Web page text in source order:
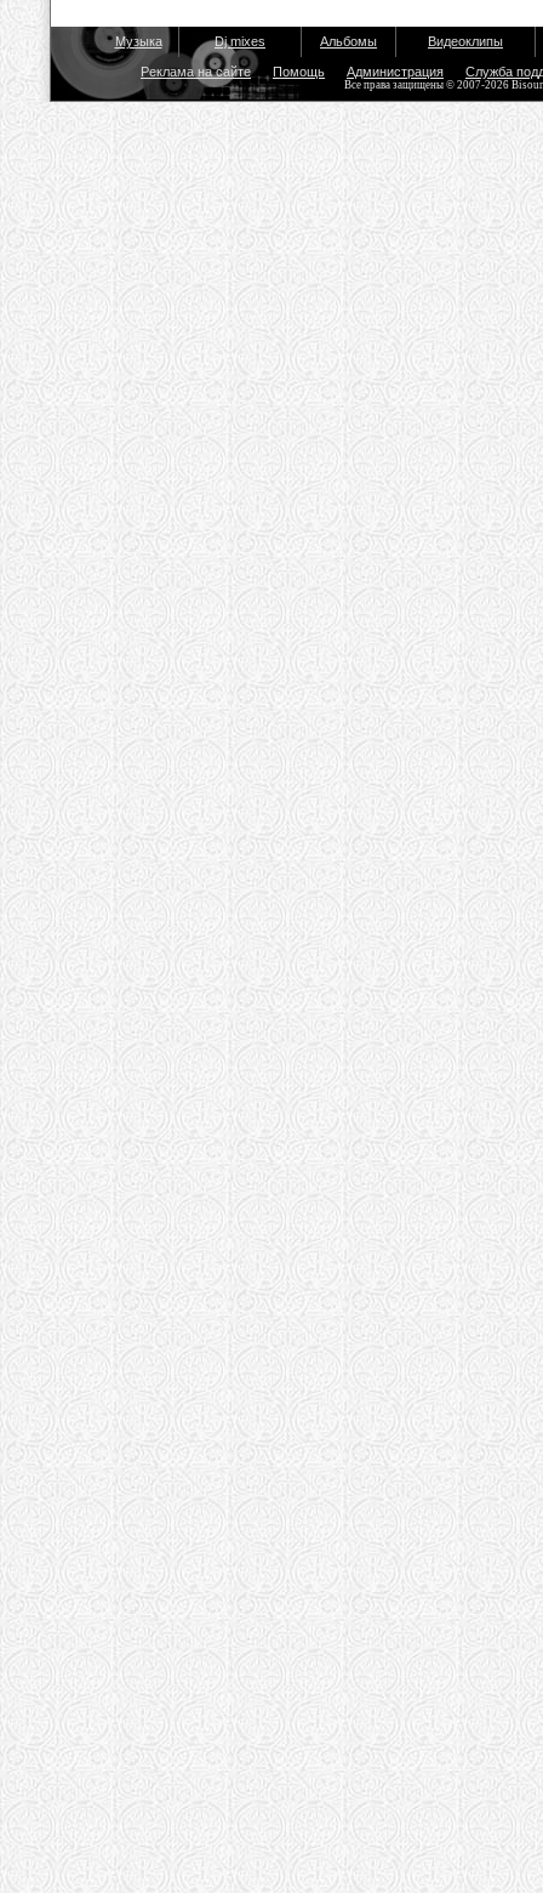
Музыка Dj mixes Альбомы Видеоклипы
Реклама на сайте Помощь Администрация Служба
Все права защищены © 2007-2026